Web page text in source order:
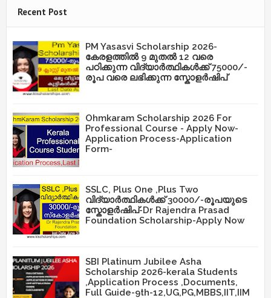
Recent Post
PM Yasasvi Scholarship 2026-
കേരളത്തിൽ 9 മുതൽ 12 വരെ
പഠിക്കുന്ന വിദ്യാർത്ഥികൾക്ക് 75000/-
രൂപ വരെ ലഭിക്കുന്ന സ്കോളർഷിപ്
Ohmkaram Scholarship 2026 For
Professional Course - Apply Now-
Application Process-Application
Form-
SSLC, Plus One ,Plus Two
വിദ്യാർത്ഥികൾക്ക് 30000/-രൂപയുടെ
സ്കോളർഷിപ്-Dr Rajendra Prasad
Foundation Scholarship-Apply Now
SBI Platinum Jubilee Asha
Scholarship 2026-kerala Students
,Application Process ,Documents,
Full Guide-9th-12,UG,PG,MBBS,IIT,IIM